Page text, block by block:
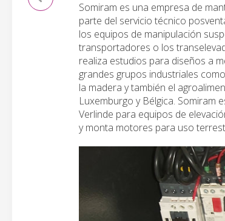
Somiram es una empresa de
parte del servicio técnico
los equipos de manipulación
transportadores o los
realiza estudios para diseños a
grandes grupos industriales
la madera y también el
Luxemburgo y Bélgica. Somiram
Verlinde para equipos de
y monta motores para uso